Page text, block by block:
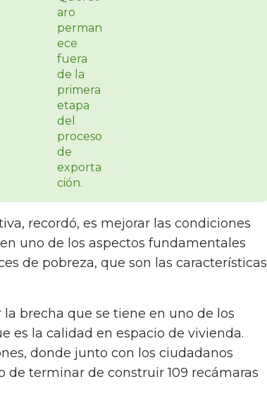
recordó, es mejorar las condiciones
uno de los aspectos fundamentales
de pobreza, que son las características
brecha que se tiene en uno de los
es la calidad en espacio de vivienda.
donde junto con los ciudadanos
de terminar de construir 109 recámaras